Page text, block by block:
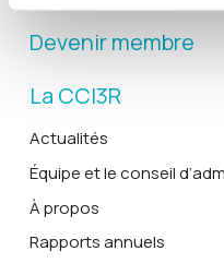
Devenir membre
La CCI3R
Actualités
Équipe et le conseil
À propos
Rapports annuels